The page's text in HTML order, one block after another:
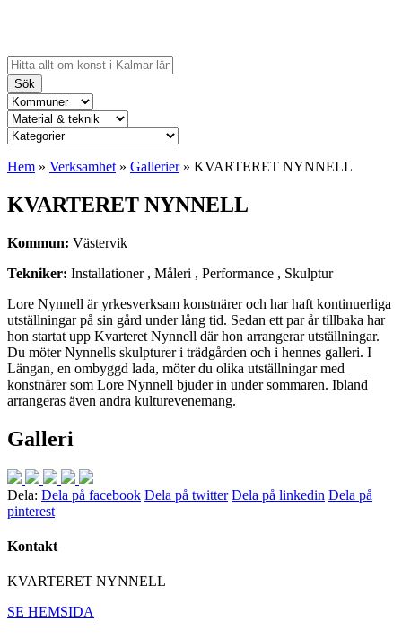
Sök
Hem » Verksamhet » Gallerier» KVARTERET NYNNELL
KVARTERET NYNNELL
Kommun: Västervik
Tekniker: Installationer , Måleri , Performance , Skulptur
Lore Nynnell är yrkesverksam konstnärer och har haft kontinuerliga
utställningar på sin gård under lång tid. Sedan ett par år tillbaka har
hon startat upp Kvarteret Nynnell där hon arrangerar utställningar.
Du möter Nynnells skulpturer i trädgården och i hennes galleri. I
Längan, en ombyggd lada, möter du olika utställningar med
konstnärer som Lore Nynnell bjuder in under sommaren. Ibland
arrangeras även andra kulturevenemang.
Galleri
Dela: Dela på facebook Dela på twitter Dela på linkedin Dela på
pinterest
Kontakt
KVARTERET NYNNELL
SE HEMSIDA